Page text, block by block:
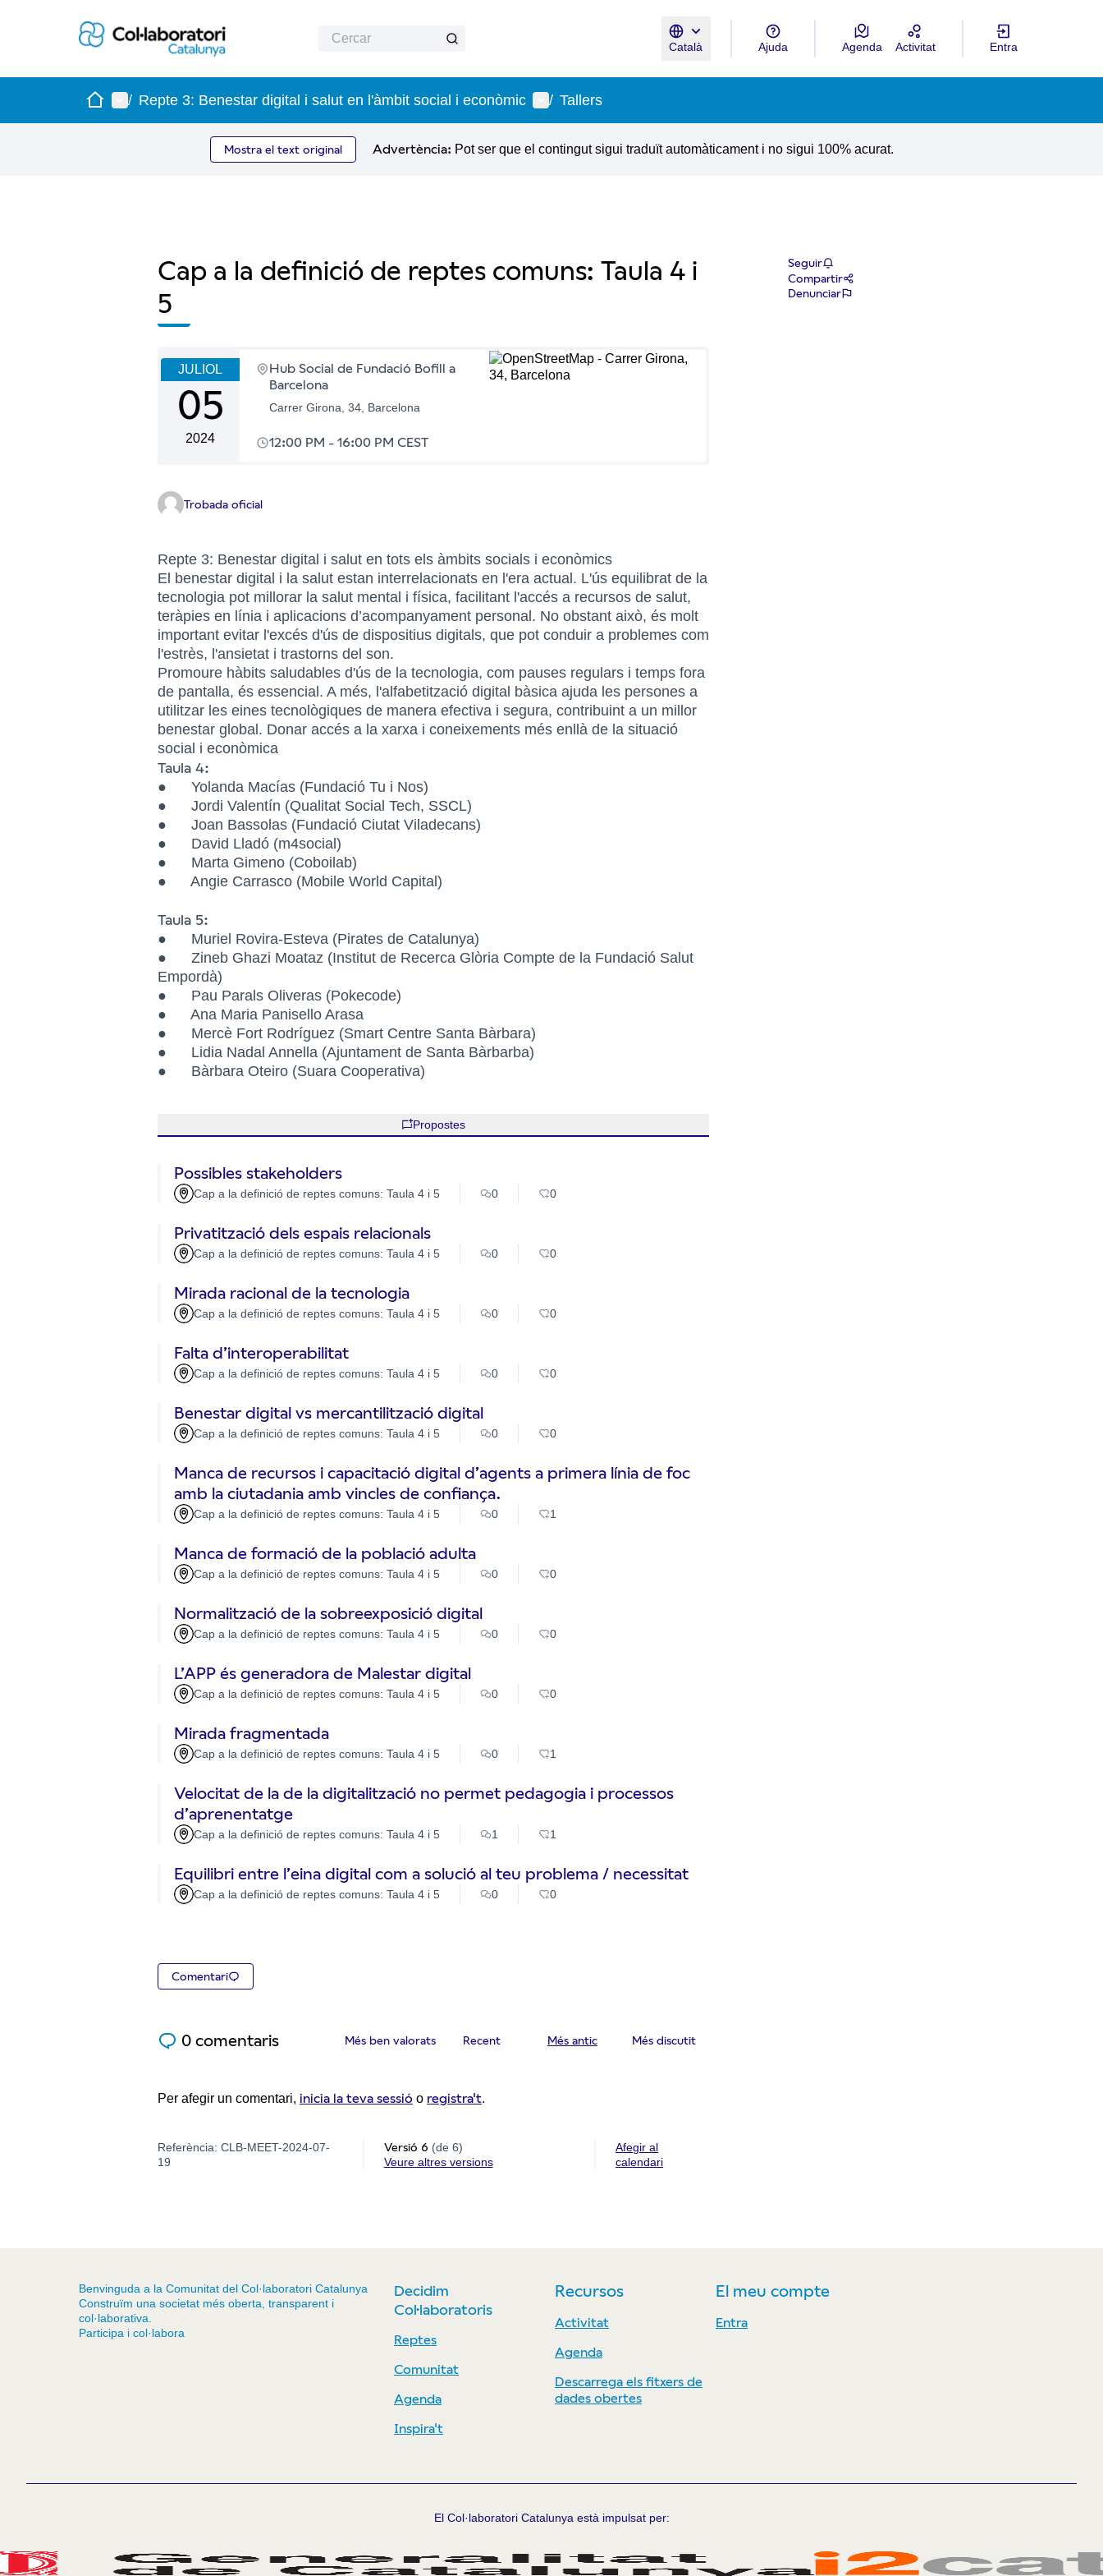
Català
Triar la llengua Choose language
Ajuda Agenda Activitat Entra
Inici Menú principal
/ Repte 3: Benestar digital i salut en l'àmbit social i econòmic Menú d'usuari
/ Tallers
Mostra el text original Advertència: Pot ser que el contingut sigui traduït automàticament i no sigui 100% acurat.
Cap a la definició de reptes comuns: Taula 4 i
5
JULIOL
05
2024
Hub Social de Fundació Bofill a
Barcelona
Carrer Girona, 34, Barcelona
12:00 PM - 16:00 PM CEST
Trobada oficial
Repte 3: Benestar digital i salut en tots els àmbits socials i econòmics
El benestar digital i la salut estan interrelacionats en l'era actual. L'ús equilibrat de la
tecnologia pot millorar la salut mental i física, facilitant l'accés a recursos de salut,
teràpies en línia i aplicacions d’acompanyament personal. No obstant això, és molt
important evitar l'excés d'ús de dispositius digitals, que pot conduir a problemes com
l'estrès, l'ansietat i trastorns del son.
Promoure hàbits saludables d'ús de la tecnologia, com pauses regulars i temps fora
de pantalla, és essencial. A més, l'alfabetització digital bàsica ajuda les persones a
utilitzar les eines tecnològiques de manera efectiva i segura, contribuint a un millor
benestar global. Donar accés a la xarxa i coneixements més enllà de la situació
social i econòmica
Taula 4:
● Yolanda Macías (Fundació Tu i Nos)
● Jordi Valentín (Qualitat Social Tech, SSCL)
● Joan Bassolas (Fundació Ciutat Viladecans)
● David Lladó (m4social)
● Marta Gimeno (Coboilab)
● Angie Carrasco (Mobile World Capital)
Taula 5:
● Muriel Rovira-Esteva (Pirates de Catalunya)
● Zineb Ghazi Moataz (Institut de Recerca Glòria Compte de la Fundació Salut
Empordà)
● Pau Parals Oliveras (Pokecode)
● Ana Maria Panisello Arasa
● Mercè Fort Rodríguez (Smart Centre Santa Bàrbara)
● Lidia Nadal Annella (Ajuntament de Santa Bàrbarba)
● Bàrbara Oteiro (Suara Cooperativa)
Propostes
Possibles stakeholders
Cap a la definició de reptes comuns: Taula 4 i 5 0 0
Privatització dels espais relacionals
Cap a la definició de reptes comuns: Taula 4 i 5 0 0
Mirada racional de la tecnologia
Cap a la definició de reptes comuns: Taula 4 i 5 0 0
Falta d’interoperabilitat
Cap a la definició de reptes comuns: Taula 4 i 5 0 0
Benestar digital vs mercantilització digital
Cap a la definició de reptes comuns: Taula 4 i 5 0 0
Manca de recursos i capacitació digital d’agents a primera línia de foc
amb la ciutadania amb vincles de confiança.
Cap a la definició de reptes comuns: Taula 4 i 5 0 1
Manca de formació de la població adulta
Cap a la definició de reptes comuns: Taula 4 i 5 0 0
Normalització de la sobreexposició digital
Cap a la definició de reptes comuns: Taula 4 i 5 0 0
L’APP és generadora de Malestar digital
Cap a la definició de reptes comuns: Taula 4 i 5 0 0
Mirada fragmentada
Cap a la definició de reptes comuns: Taula 4 i 5 0 1
Velocitat de la de la digitalització no permet pedagogia i processos
d’aprenentatge
Cap a la definició de reptes comuns: Taula 4 i 5 1 1
Equilibri entre l’eina digital com a solució al teu problema / necessitat
Cap a la definició de reptes comuns: Taula 4 i 5 0 0
Comentari
Seguir
Compartir
Denunciar
0 comentaris Més ben valorats Recent Més antic Més discutit
Per afegir un comentari, inicia la teva sessió o registra't.
Referència: CLB-MEET-2024-07-
19
Versió 6 (de 6)
veure altres versions
Afegir al
calendari
Benvinguda a la Comunitat del Col·laboratori Catalunya
Construïm una societat més oberta, transparent i
col·laborativa.
Participa i col·labora
Decidim
Col·laboratoris
Reptes
Comunitat
Agenda
Inspira't
Recursos
Activitat
Agenda
Descarrega els fitxers de
dades obertes
El meu compte
Entra
El Col·laboratori Catalunya està impulsat per: